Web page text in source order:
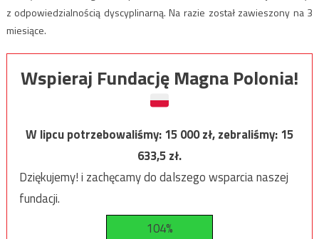
z odpowiedzialnością dyscyplinarną. Na razie został zawieszony na 3
miesiące.
Wspieraj Fundację Magna Polonia!
W lipcu potrzebowaliśmy:15 000zł, zebraliśmy:15
633,5zł.
Dziękujemy! i zachęcamy do dalszego wsparcia naszej
fundacji.
104%